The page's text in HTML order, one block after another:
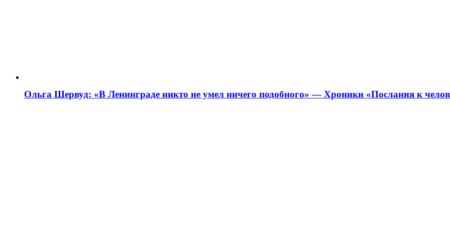
Ольга Шервуд: «В Ленинграде никто не умел ничего подобного» — Хроники «Послания к